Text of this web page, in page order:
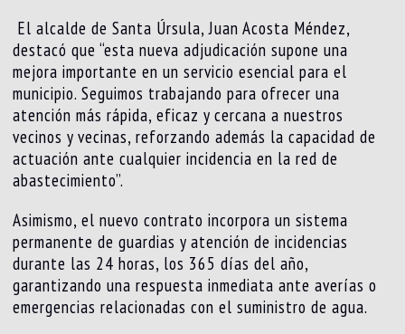
El alcalde de Santa Úrsula, Juan Acosta Méndez,
destacó que “esta nueva adjudicación supone una
mejora importante en un servicio esencial para el
municipio. Seguimos trabajando para ofrecer una
atención más rápida, eficaz y cercana a nuestros
vecinos y vecinas, reforzando además la capacidad de
actuación ante cualquier incidencia en la red de
abastecimiento”.
Asimismo, el nuevo contrato incorpora un sistema
permanente de guardias y atención de incidencias
durante las 24 horas, los 365 días del año,
garantizando una respuesta inmediata ante averías o
emergencias relacionadas con el suministro de agua.